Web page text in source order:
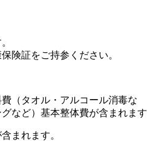
険証をご持参ください。
（タオル・アルコール消毒な
など）基本整体費が含まれます
まれます。